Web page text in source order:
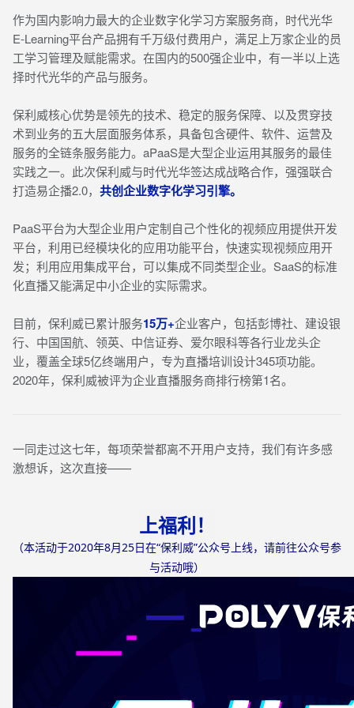
作为国内影响力最大的企业数字化学习方案服务商，时代光华
E-Learning平台产品拥有千万级付费用户，满足上万家企业的员
工学习管理及赋能需求。在国内的500强企业中，有一半以上选
择时代光华的产品与服务。
保利威核心优势是领先的技术、稳定的服务保障、以及贯穿技
术到业务的五大层面服务体系，具备包含硬件、软件、运营及
服务的全链条服务能力。aPaaS是大型企业运用其服务的最佳
实践之一。此次保利威与时代光华签达成战略合作，强强联合
打造易企播2.0， 共创企业数字化学习引擎。
PaaS平台为大型企业用户定制自己个性化的视频应用提供开发
平台，利用已经模块化的应用功能平台，快速实现视频应用开
发；利用应用集成平台，可以集成不同类型企业。SaaS的标准
化直播又能满足中小企业的实际需求。
目前，保利威已累计服务15万+企业客户，包括彭博社、建设银
行、中国国航、领英、中信证券、爱尔眼科等各行业龙头企
业，覆盖全球5亿终端用户，专为直播培训设计345项功能。
2020年，保利威被评为企业直播服务商排行榜第1名。
一同走过这七年，每项荣誉都离不开用户支持，我们有许多感
激想诉，这次直接——
上福利！
（本活动于2020年8月25日在“保利威”公众号上线，请前往公众号参
与活动哦）